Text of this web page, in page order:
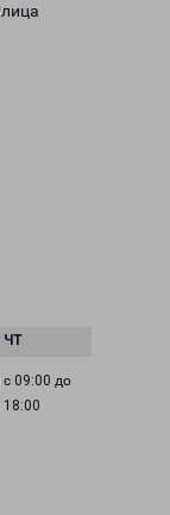
с 09:00 до
18:00